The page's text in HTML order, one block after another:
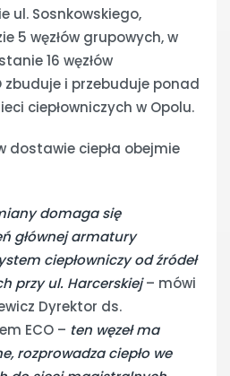
ul. Sosnkowskiego,
5 węzłów grupowych, w
16 węzłów
zbuduje i przebuduje ponad
ciepłowniczych w Opolu.
dostawie ciepła obejmie
domaga się
głównej armatury
ciepłowniczy od źródeł
przy ul. Harcerskiej– mówi
Dyrektor ds.
ECO – ten węzeł ma
rozprowadza ciepło we